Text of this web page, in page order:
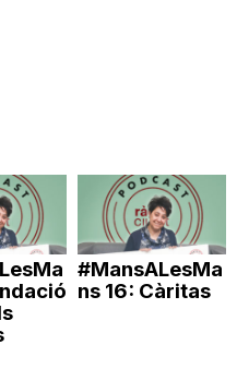
#MansALesMa
ns 16: Càritas